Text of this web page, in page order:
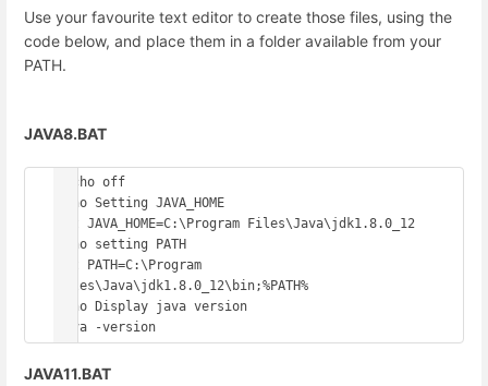
Use your favourite text editor to create those files, using the
code below, and place them in a folder available from your
PATH.
JAVA8.BAT
@echo off
echo Setting JAVA_HOME
set JAVA_HOME=C:\Program Files\Java\jdk1.8.0_12
echo setting PATH
set PATH=C:\Program
Files\Java\jdk1.8.0_12\bin;%PATH%
echo Display java version
java -version
JAVA11.BAT